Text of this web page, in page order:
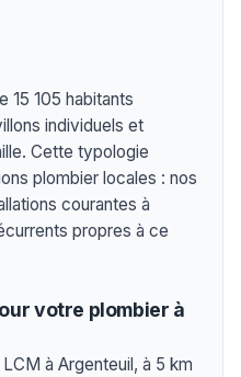
15 105 habitants
individuels et
Cette typologie
plombier locales : nos
courantes à
propres à ce
votre plombier à
à Argenteuil, à 5 km